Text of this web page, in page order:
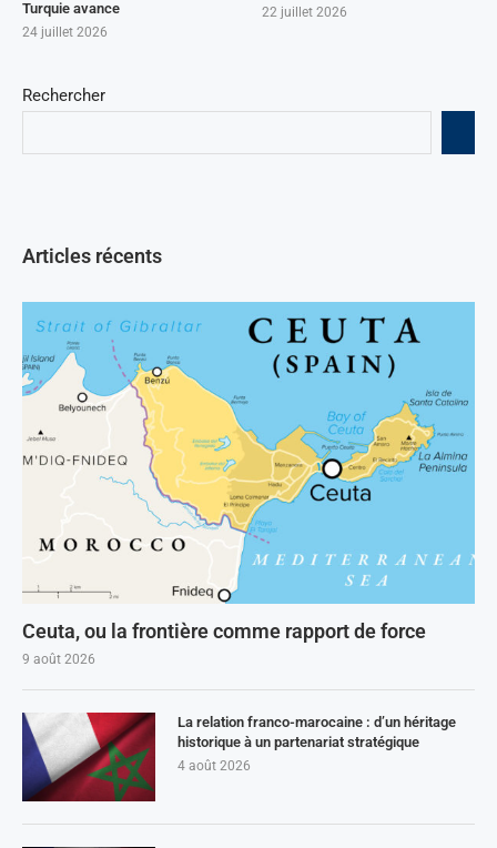
Rechercher
Articles récents
Ceuta, ou la frontière comme rapport de force
9 août 2026
La relation franco-marocaine : d’un héritage
historique à un partenariat stratégique
4 août 2026
Turquie avance
24 juillet 2026
22 juillet 2026